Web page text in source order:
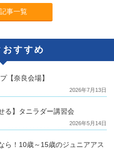
事一覧
すすめ
【奈良会場】
2026年7月13日
る】タニラダー講習会
2026年5月14日
ら！10歳～15歳のジュニアアス